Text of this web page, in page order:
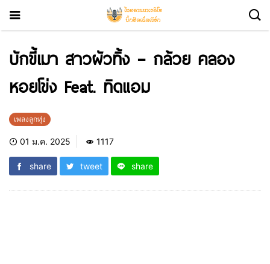
บักขี้เมา สาวผัวทิ้ง – กล้วย คลอง
หอยโข่ง Feat. ทิดแอม
เพลงลูกทุ่ง
01 ม.ค. 2025 1117
share tweet share